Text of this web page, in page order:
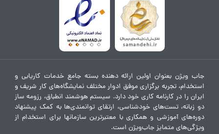
جاب ویژن بعنوان اولین ارائه دهنده بسته جامع خدمات کاریابی و
استخدام، تجربه برگزاری موفق ادوار مختلف نمایشگاه‌های کار شریف و
ایران را در کارنامه کاری خود دارد. سیستم هوشمند انطباق، رزومه ساز
دو زبانه، تست‌های خودشناسی، ارتقای توانمندی‌ها به کمک پیشنهاد
دوره‌های آموزشی و همکاری با معتبرترین سازمانها برای استخدام از
ویژگی‌های متمایز جاب‌ویژن است.